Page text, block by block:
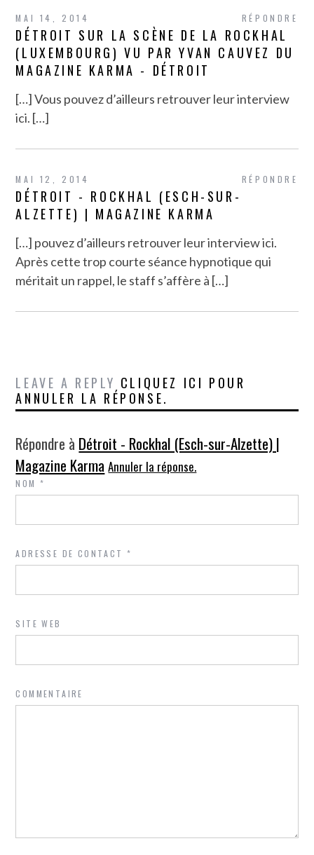
RÉPONDRE
MAI 14, 2014
DÉTROIT SUR LA SCÈNE DE LA ROCKHAL
(LUXEMBOURG) VU PAR YVAN CAUVEZ DU
MAGAZINE KARMA - DÉTROIT
[…] Vous pouvez d’ailleurs retrouver leur interview
ici. […]
RÉPONDRE
MAI 12, 2014
DÉTROIT - ROCKHAL (ESCH-SUR-
ALZETTE) | MAGAZINE KARMA
[…] pouvez d’ailleurs retrouver leur interview ici.
Après cette trop courte séance hypnotique qui
méritait un rappel, le staff s’affère à […]
LEAVE A REPLY CLIQUEZ ICI POUR
ANNULER LA RÉPONSE.
Répondre à Détroit - Rockhal (Esch-sur-Alzette) |
Magazine Karma Annuler la réponse.
NOM*
ADRESSE DE CONTACT*
SITE WEB
COMMENTAIRE